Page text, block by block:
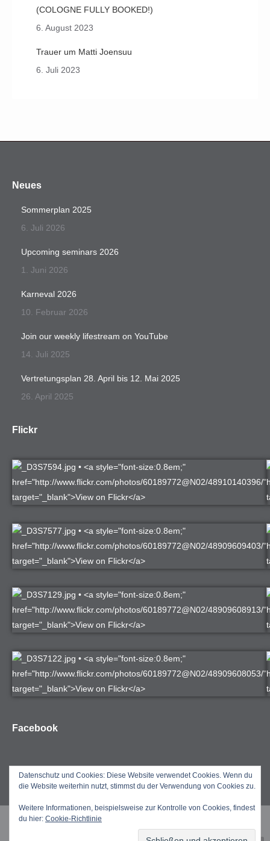
(COLOGNE FULLY BOOKED!)
6. August 2023
Trauer um Matti Joensuu
6. Juli 2023
Neues
Sommerplan 2025
6. Juli 2026
Upcoming seminars 2026
1. Juni 2026
Karneval 2026
10. Februar 2026
Join our weekly lifestream on YouTube
14. Juli 2025
Vertretungsplan 28. April bis 12. Mai 2025
26. April 2025
Flickr
Facebook
Datenschutz und Cookies: Diese Website verwendet Cookies. Wenn du
die Website weiterhin nutzt, stimmst du der Verwendung von Cookies zu.
Weitere Informationen, beispielsweise zur Kontrolle von Cookies, findest
du hier: Cookie-Richtlinie